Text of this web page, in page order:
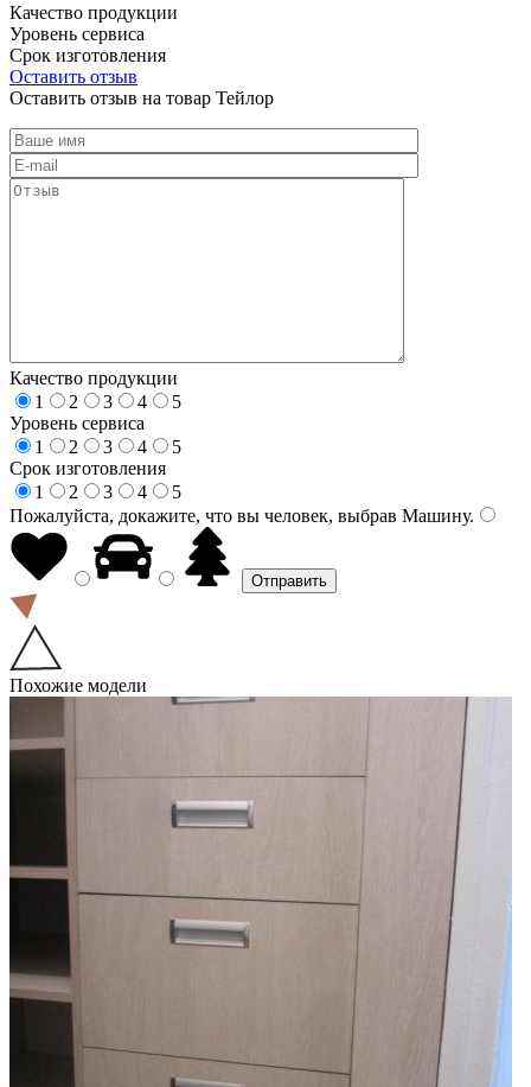
Качество продукции
Уровень сервиса
Срок изготовления
Оставить отзыв
Оставить отзыв на товар Тейлор
Качество продукции
1
2 3 4
5
Уровень сервиса
1
2 3 4
5
Срок изготовления
1
2 3 4
5
Пожалуйста, докажите, что вы человек, выбрав Машину.
Похожие модели